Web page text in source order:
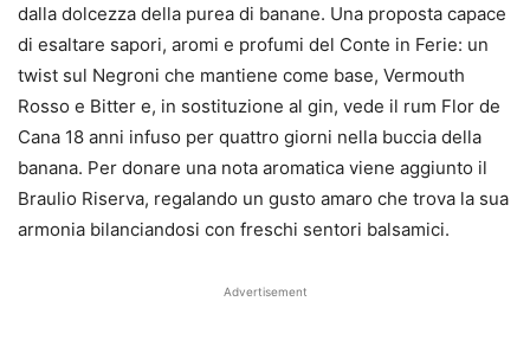
dalla dolcezza della purea di banane. Una proposta capace
di esaltare sapori, aromi e profumi del Conte in Ferie: un
twist sul Negroni che mantiene come base, Vermouth
Rosso e Bitter e, in sostituzione al gin, vede il rum Flor de
Cana 18 anni infuso per quattro giorni nella buccia della
banana. Per donare una nota aromatica viene aggiunto il
Braulio Riserva, regalando un gusto amaro che trova la sua
armonia bilanciandosi con freschi sentori balsamici.
Advertisement